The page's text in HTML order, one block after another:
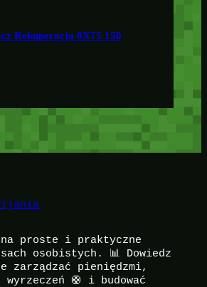
Rekuperacja 8X75 150
proste i praktyczne
osobistych. 📊 Dowiedz
zarządzać pieniędzmi,
wyrzeczeń 🛟 i budować